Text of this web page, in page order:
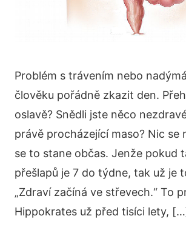
Problém s trávením nebo
člověku pořádně zkazit den.
oslavě? Snědli jste něco
právě procházející maso? Nic se
se to stane občas. Jenže pokud
přešlapů je 7 do týdne, tak už je
„Zdraví začíná ve střevech.“ To
Hippokrates už před tisíci lety,